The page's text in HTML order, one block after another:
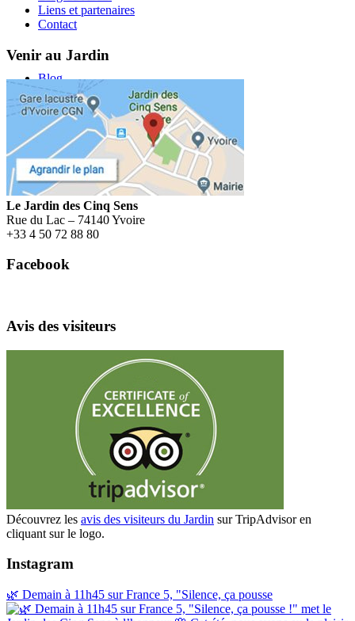
Blog
Menu
Liens et partenaires
Contact
Venir au Jardin
Le Jardin des Cinq Sens
Rue du Lac – 74140 Yvoire
+33 4 50 72 88 80
Facebook
Avis des visiteurs
Découvrez les avis des visiteurs du Jardin sur TripAdvisor en
cliquant sur le logo.
Instagram
🌿 Demain à 11h45 sur France 5, "Silence, ça pousse